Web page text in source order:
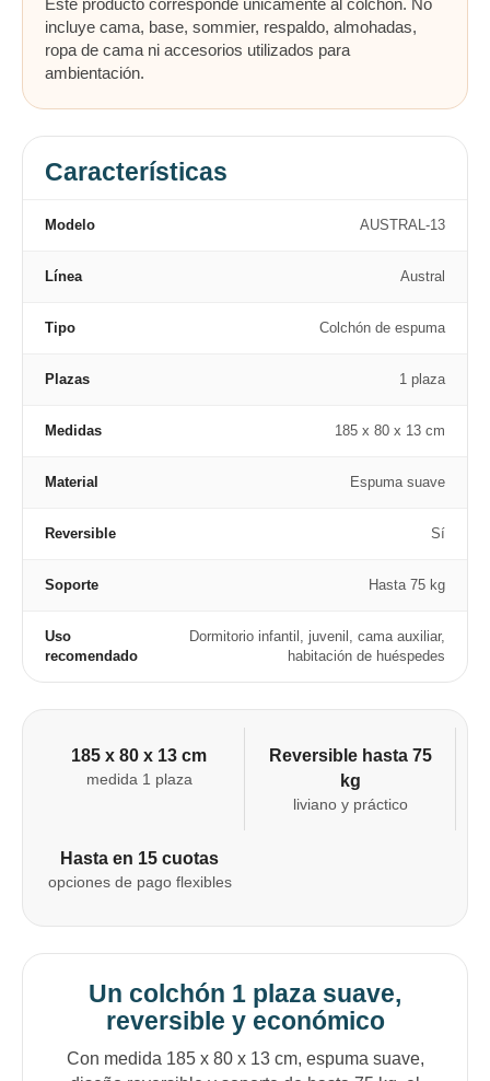
incluye cama, base, sommier, respaldo, almohadas,
ropa de cama ni accesorios utilizados para
ambientación.
Características
Modelo AUSTRAL-13
Línea Austral
Tipo Colchón de espuma
Plazas 1 plaza
Medidas 185 x 80 x 13 cm
Material Espuma suave
Reversible Sí
Soporte Hasta 75 kg
Uso
recomendado
Dormitorio infantil, juvenil, cama auxiliar,
habitación de huéspedes
185 x 80 x 13 cm
medida 1 plaza
Reversible hasta 75
kg
liviano y práctico
Hasta en 15 cuotas
opciones de pago flexibles
Un colchón 1 plaza suave,
reversible y económico
Con medida 185 x 80 x 13 cm, espuma suave,